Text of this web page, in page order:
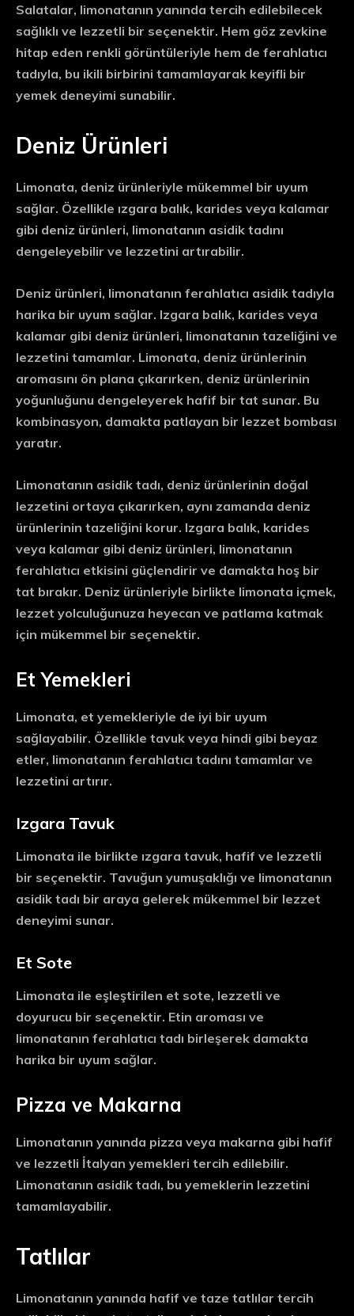
Salatalar, limonatanın yanında tercih edilebilecek
sağlıklı ve lezzetli bir seçenektir. Hem göz zevkine
hitap eden renkli görüntüleriyle hem de ferahlatıcı
tadıyla, bu ikili birbirini tamamlayarak keyifli bir
yemek deneyimi sunabilir.
Deniz Ürünleri
Limonata, deniz ürünleriyle mükemmel bir uyum
sağlar. Özellikle ızgara balık, karides veya kalamar
gibi deniz ürünleri, limonatanın asidik tadını
dengeleyebilir ve lezzetini artırabilir.
Deniz ürünleri, limonatanın ferahlatıcı asidik tadıyla
harika bir uyum sağlar. Izgara balık, karides veya
kalamar gibi deniz ürünleri, limonatanın tazeliğini ve
lezzetini tamamlar. Limonata, deniz ürünlerinin
aromasını ön plana çıkarırken, deniz ürünlerinin
yoğunluğunu dengeleyerek hafif bir tat sunar. Bu
kombinasyon, damakta patlayan bir lezzet bombası
yaratır.
Limonatanın asidik tadı, deniz ürünlerinin doğal
lezzetini ortaya çıkarırken, aynı zamanda deniz
ürünlerinin tazeliğini korur. Izgara balık, karides
veya kalamar gibi deniz ürünleri, limonatanın
ferahlatıcı etkisini güçlendirir ve damakta hoş bir
tat bırakır. Deniz ürünleriyle birlikte limonata içmek,
lezzet yolculuğunuza heyecan ve patlama katmak
için mükemmel bir seçenektir.
Et Yemekleri
Limonata, et yemekleriyle de iyi bir uyum
sağlayabilir. Özellikle tavuk veya hindi gibi beyaz
etler, limonatanın ferahlatıcı tadını tamamlar ve
lezzetini artırır.
Izgara Tavuk
Limonata ile birlikte ızgara tavuk, hafif ve lezzetli
bir seçenektir. Tavuğun yumuşaklığı ve limonatanın
asidik tadı bir araya gelerek mükemmel bir lezzet
deneyimi sunar.
Et Sote
Limonata ile eşleştirilen et sote, lezzetli ve
doyurucu bir seçenektir. Etin aroması ve
limonatanın ferahlatıcı tadı birleşerek damakta
harika bir uyum sağlar.
Pizza ve Makarna
Limonatanın yanında pizza veya makarna gibi hafif
ve lezzetli İtalyan yemekleri tercih edilebilir.
Limonatanın asidik tadı, bu yemeklerin lezzetini
tamamlayabilir.
Tatlılar
Limonatanın yanında hafif ve taze tatlılar tercih